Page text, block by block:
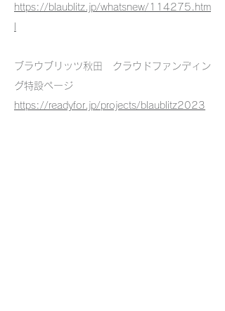
https://blaublitz.jp/whatsnew/114275.htm
ブラウブリッツ秋田 クラウドファンディン
グ特設ページ
https://readyfor.jp/projects/blaublitz2023